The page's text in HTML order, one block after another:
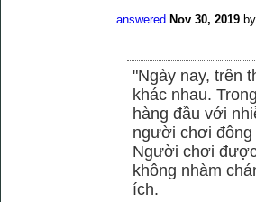
answered Nov 30, 2019 by
"Ngày nay, trên
khác nhau.
hàng đầu với
người chơi đông
Người chơi
không nhàm
ích.